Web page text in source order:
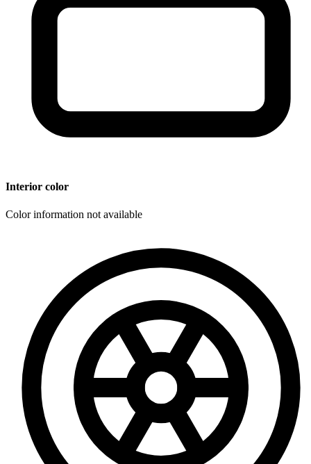
Interior color
Color information not available